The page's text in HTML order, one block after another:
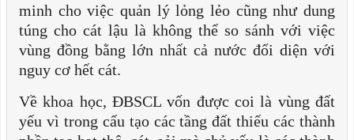
minh cho việc quản lý lỏng lẻo cũng như dung
túng cho cát lậu là không thể so sánh với việc
vùng đồng bằng lớn nhất cả nước đối diện với
nguy cơ hết cát.
Về khoa học, ĐBSCL vốn được coi là vùng đất
yếu vì trong cấu tạo các tầng đất thiếu các thành